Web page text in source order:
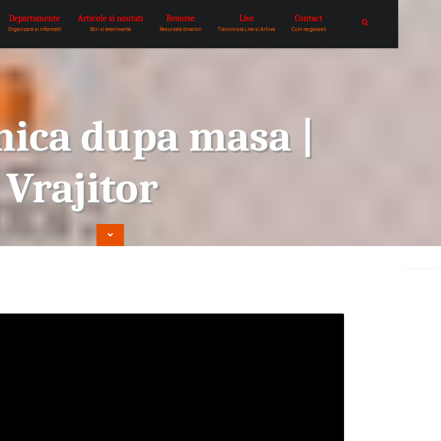
a fi vocea lui Dumnezeu catre comunitatea de oameni in
Departamente
Organizare si informatii
Articole si noutati
Stiri si evenimente
Resurse
Resursele bisericii
Live
Transmisie Live si Arhiva
Contact
Cum ne gasesti
dupa masa |
Vrajitor